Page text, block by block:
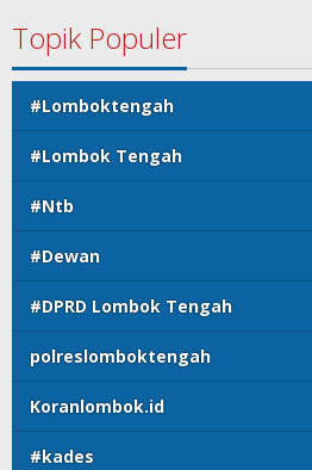
Topik Populer
#Lomboktengah
#Lombok Tengah
#Ntb
#Dewan
#DPRD Lombok Tengah
polreslomboktengah
Koranlombok.id
#kades